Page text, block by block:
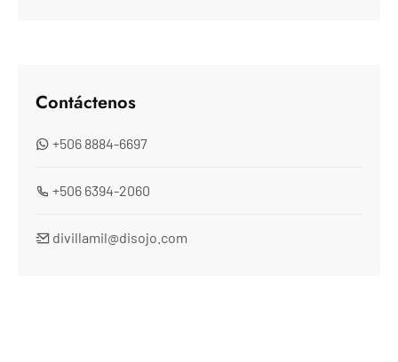
Contáctenos
+506 8884-6697
+506 6394-2060
divillamil@disojo.com